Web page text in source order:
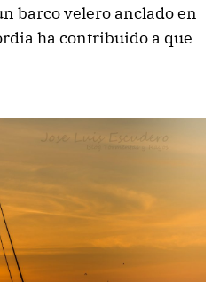
barco velero anclado en
ha contribuido a que